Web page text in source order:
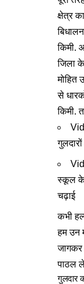
क्षेत्र
किमी.
जिला
मोहित
से
किमी.
स्कूल के
चढ़ाई
कभी
हम उन
जागकर
पाठल
गुलदार